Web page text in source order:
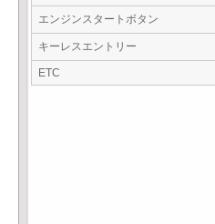
エンジンスタートボタン
キーレスエントリー
ETC